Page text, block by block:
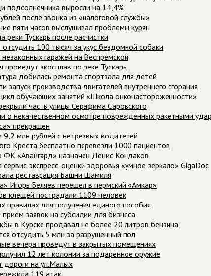
подсолнечника выросли на 14,4%
после звонка из «налоговой службы»
пяти часов выслушивал проблемы курян
реки Тускарь после расчистки
отсудить 100 тысяч за укус бездомной собаки
гаражей на Веспремской
экосплав по реке Тускарь
добилась ремонта спортзала для детей
запуск производства двигателей внутреннего сгорания
обучающих занятий «Школа онконастороженности»
часть улицы Серафима Саровского
о некачественном осмотре поврежденных ракетными
прекращен
9,2 млн рублей с нетрезвых водителей
Креста бесплатно перевезли 1000 пациентов
ФК «Авангард» назначен Денис Кондаков
экспресс-оценки здоровья «умное зеркало» GigaDoc
реставрация Башни Шамиля
Игорь Беляев перешел в пермский «Амкар»
клещей пострадали 1109 человек
правилах для получения единого пособия
заявок на субсидии для бизнеса
в Курске продавал не более 20 литров бензина
отсудить 5 млн за разрушенный пол
вечера проведут в закрытых помещениях
12 лет колонии за подаренное оружие
дороги на ул.Малых
119 атак